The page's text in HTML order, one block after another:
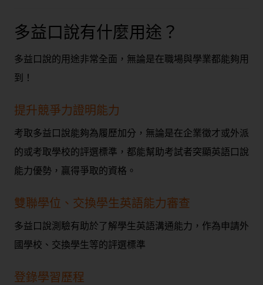
多益口說有什麼用途？
多益口說的用途非常全面，無論是在職場與學業都能夠用
到！
提升競爭力證明能力
考取多益口說能夠為履歷加分，無論是在企業徵才或外派
的或考取學校的評選標準，都能幫助考試者突顯英語口說
能力優勢，贏得爭取的資格。
雙聯學位、交換學生英語能力審查
多益口說測驗有助於了解學生英語溝通能力，作為申請外
國學校、交換學生等的評選標準
登錄學習歷程